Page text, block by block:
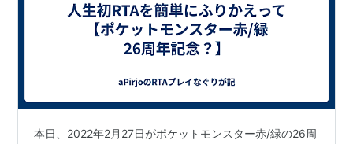
本日、2022年2月27日がポケットモンスター赤/緑の26周